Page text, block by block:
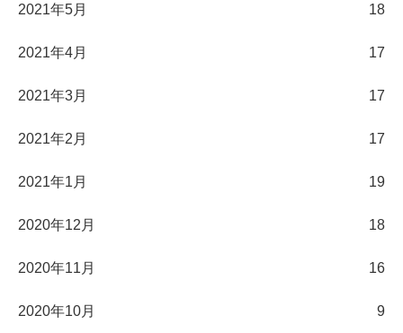
2021年5月 18
2021年4月 17
2021年3月 17
2021年2月 17
2021年1月 19
2020年12月 18
2020年11月 16
2020年10月 9